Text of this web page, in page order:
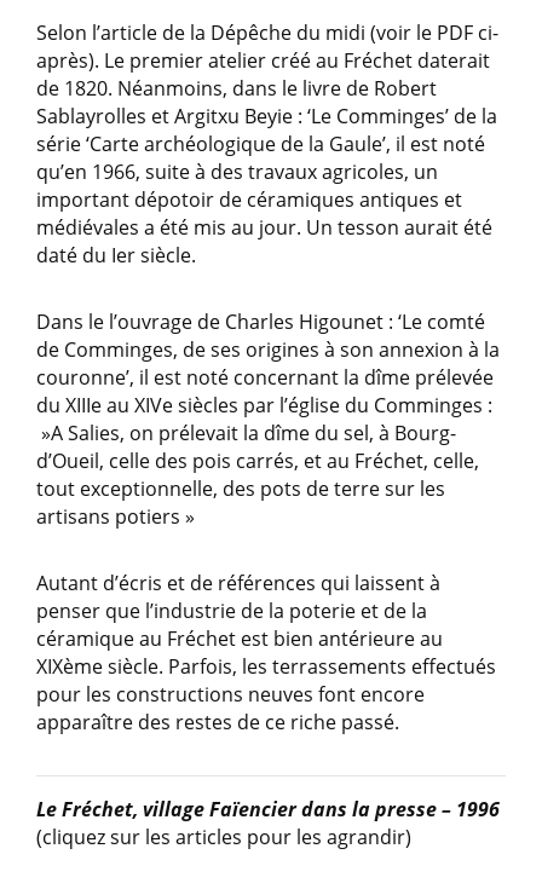
Selon l’article de la Dépêche du midi (voir le PDF ci-
après). Le premier atelier créé au Fréchet daterait
de 1820. Néanmoins, dans le livre de Robert
Sablayrolles et Argitxu Beyie : ‘Le Comminges’ de la
série ‘Carte archéologique de la Gaule’, il est noté
qu’en 1966, suite à des travaux agricoles, un
important dépotoir de céramiques antiques et
médiévales a été mis au jour. Un tesson aurait été
daté du Ier siècle.
Dans le l’ouvrage de Charles Higounet : ‘Le comté
de Comminges, de ses origines à son annexion à la
couronne’, il est noté concernant la dîme prélevée
du XIIIe au XIVe siècles par l’église du Comminges :
»A Salies, on prélevait la dîme du sel, à Bourg-
d’Oueil, celle des pois carrés, et au Fréchet, celle,
tout exceptionnelle, des pots de terre sur les
artisans potiers »
Autant d’écris et de références qui laissent à
penser que l’industrie de la poterie et de la
céramique au Fréchet est bien antérieure au
XIXème siècle. Parfois, les terrassements effectués
pour les constructions neuves font encore
apparaître des restes de ce riche passé.
Le Fréchet, village Faïencier dans la presse – 1996
(cliquez sur les articles pour les agrandir)